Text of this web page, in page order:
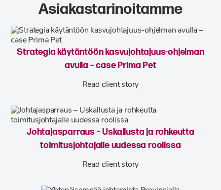
Asiakastarinoitamme
Strategia käytäntöön kasvujohtajuus-ohjelman
avulla – case Prima Pet
Read client story
Johtajasparraus – Uskallusta ja rohkeutta
toimitusjohtajalle uudessa roolissa
Read client story